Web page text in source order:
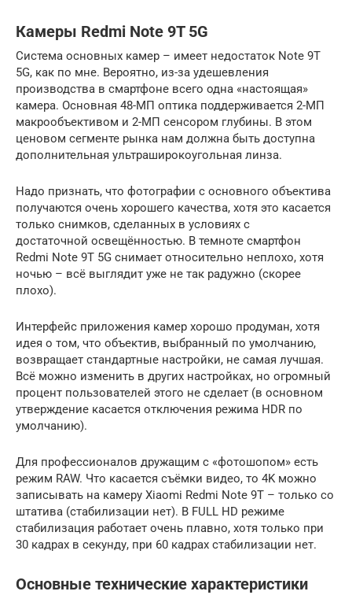
Камеры Redmi Note 9T 5G
Система основных камер – имеет недостаток Note 9T
5G, как по мне. Вероятно, из-за удешевления
производства в смартфоне всего одна «настоящая»
камера. Основная 48-МП оптика поддерживается 2-МП
макрообъективом и 2-МП сенсором глубины. В этом
ценовом сегменте рынка нам должна быть доступна
дополнительная ультраширокоугольная линза.
Надо признать, что фотографии с основного объектива
получаются очень хорошего качества, хотя это касается
только снимков, сделанных в условиях с
достаточной освещённостью. В темноте смартфон
Redmi Note 9T 5G снимает относительно неплохо, хотя
ночью – всё выглядит уже не так радужно (скорее
плохо).
Интерфейс приложения камер хорошо продуман, хотя
идея о том, что объектив, выбранный по умолчанию,
возвращает стандартные настройки, не самая лучшая.
Всё можно изменить в других настройках, но огромный
процент пользователей этого не сделает (в основном
утверждение касается отключения режима HDR по
умолчанию).
Для профессионалов дружащим с «фотошопом» есть
режим RAW. Что касается съёмки видео, то 4K можно
записывать на камеру Xiaomi Redmi Note 9T – только со
штатива (стабилизации нет). В FULL HD режиме
стабилизация работает очень плавно, хотя только при
30 кадрах в секунду, при 60 кадрах стабилизации нет.
Основные технические характеристики